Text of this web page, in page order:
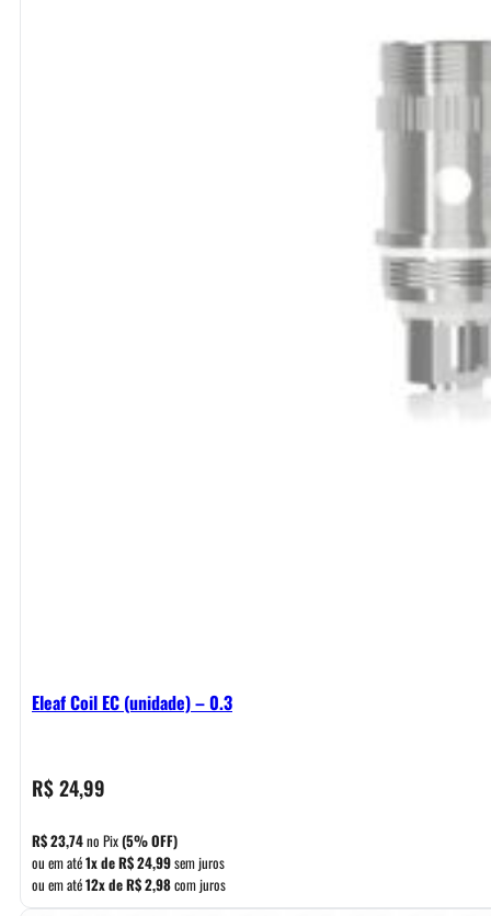
Eleaf Coil EC (unidade) – 0.3
R$24,99
R$23,74no Pix(5% OFF)
ou em até1x deR$24,99sem juros
ou em até12x deR$2,98com juros